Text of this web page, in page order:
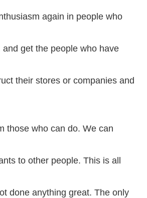
again in people who
get the people who have
their stores or companies and
those who can do. We can
to other people. This is all
done anything great. The only